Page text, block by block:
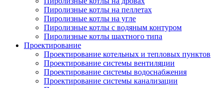
Пиролизные котлы на пеллетах
Пиролизные котлы на угле
Пиролизные котлы с водяным контуром
Пиролизные котлы шахтного типа
Проектирование
Проектирование котельных и тепловых пунктов
Проектирование системы вентиляции
Проектирование системы водоснабжения
Проектирование системы канализации